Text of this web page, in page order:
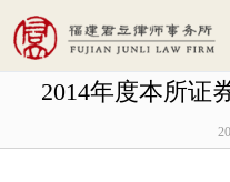
2014年度本所证